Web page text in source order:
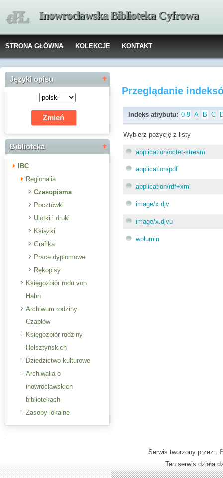
Inowrocławska Biblioteka Cyfrowa
STRONA GŁÓWNA KOLEKCJE KONTAKT
Języki opisu
Biblioteka
IBC
Regionalia
Czasopisma
Pocztówki
Ulotki i druki
Książki
Grafika
Prace dyplomowe
Rękopisy
Księgozbiór rodu von
Hahn
Archiwum rodziny
Czaplów
Księgozbiór rodziny
Helsztyńskich
Dziedzictwo kulturowe
Archiwalia o
inowrocławskich
bibliotekach
Zasoby lokalne
Przeglądanie
Indeks atrybutu: 0-9 A B C
Wybierz pozycję z listy
application/octet-stream
application/pdf
application/rdf+xml
image/x.djv
image/x.djvu
wolumin
Serwis tworzony przez :
Ten serwis działa